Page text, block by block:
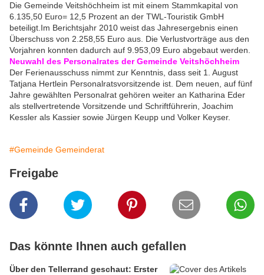
Die Gemeinde Veitshöchheim ist mit einem Stammkapital von
6.135,50 Euro= 12,5 Prozent an der TWL-Touristik GmbH
beteiligt.Im Berichtsjahr 2010 weist das Jahresergebnis einen
Überschuss von 2.258,55 Euro aus. Die Verlustvorträge aus den
Vorjahren konnten dadurch auf 9.953,09 Euro abgebaut werden.
Neuwahl des Personalrates der Gemeinde Veitshöchheim
Der Ferienausschuss nimmt zur Kenntnis, dass seit 1. August
Tatjana Hertlein Personalratsvorsitzende ist. Dem neuen, auf fünf
Jahre gewählten Personalrat gehören weiter an Katharina Eder
als stellvertretende Vorsitzende und Schriftführerin, Joachim
Kessler als Kassier sowie Jürgen Keupp und Volker Keyser.
#Gemeinde Gemeinderat
Freigabe
Das könnte Ihnen auch gefallen
Über den Tellerrand geschaut: Erster